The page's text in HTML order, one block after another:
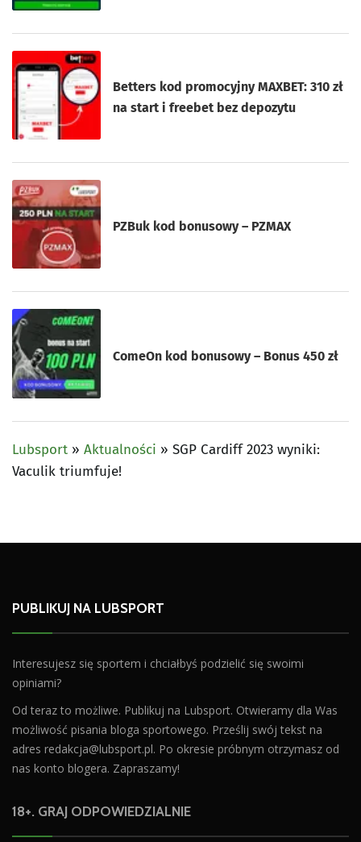
Betters kod promocyjny MAXBET: 310 zł
na start i freebet bez depozytu
PZBuk kod bonusowy – PZMAX
ComeOn kod bonusowy – Bonus 450 zł
Lubsport » Aktualności » SGP Cardiff 2023 wyniki:
Vaculik triumfuje!
PUBLIKUJ NA LUBSPORT
Interesujesz się sportem i chciałbyś podzielić się swoimi
opiniami?
Od teraz to możliwe. Publikuj na Lubsport. Otwieramy dla Was
możliwość pisania bloga sportowego. Prześlij swój tekst na
adres redakcja@lubsport.pl. Po okresie próbnym otrzymasz od
nas konto blogera. Zapraszamy!
18+. GRAJ ODPOWIEDZIALNIE